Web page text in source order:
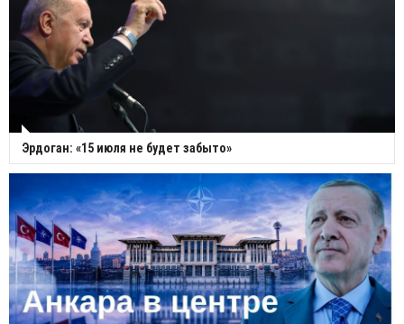
Эрдоган: «15 июля не будет забыто»